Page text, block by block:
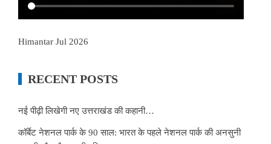
Himantar Jul 2026
RECENT POSTS
नई पीढ़ी लिखेगी नए उत्तराखंड की कहानी…
कॉर्बेट नेशनल पार्क के 90 साल: भारत के पहले नेशनल पार्क की अनसुनी